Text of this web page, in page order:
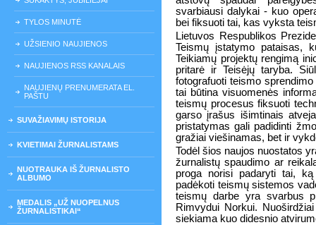
TYLOS MINUTĖ
UŽSIENIO NAUJIENOS
NAUJIENOS RSS KANALAIS
NAUJIENŲ PRENUMERATA EL.
PAŠTU
SUVAŽIAVIMŲ ISTORIJA
KVIETIMAI ŽURNALISTAMS
NUOTRAUKA IŠ ŽURNALISTO
ALBUMO
MEDALIS „UŽ NUOPELNUS
ŽURNALISTIKAI“
svarbiausi dalykai - kuo
bei fiksuoti tai, kas vyksta
Lietuvos Respublikos
Teismų įstatymo pataisas,
Teikiamų projektų rengimą
pritarė ir Teisėjų taryba.
fotografuoti teismo
tai būtina visuomenės
teismų procesus fiksuoti
garso įrašus išimtinais
pristatymas gali padidinti
gražiai viešinamas, bet ir
Todėl šios naujos nuostatos
žurnalistų spaudimo ar
proga norisi padaryti tai,
padėkoti teismų sistemos
teismų darbe yra svarbus
Rimvydui Norkui.
siekiama kuo didesnio